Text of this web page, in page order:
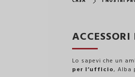
Lo sapevi che un
per l’ufficio, Alba